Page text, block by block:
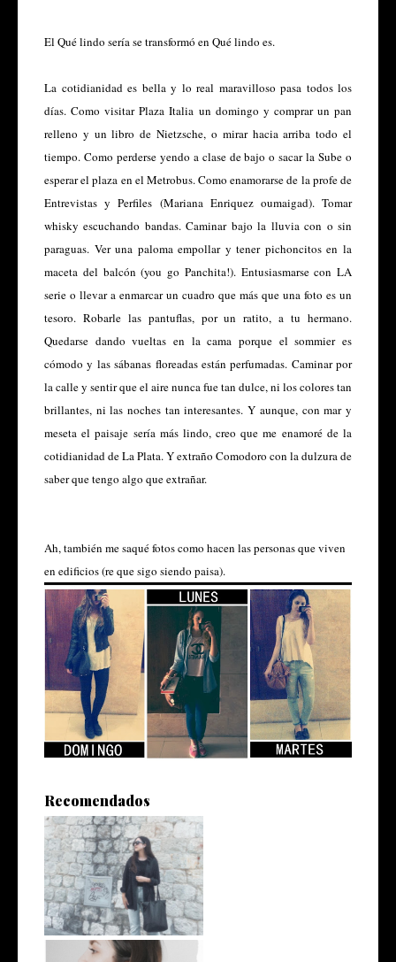
El Qué lindo seríase transformó en Qué lindo es.
La cotidianidad es bella y lo real maravilloso pasa todos los
días. Como visitar Plaza Italia un domingo y comprar un pan
relleno y un libro de Nietzsche, o mirar hacia arriba todo el
tiempo. Como perderse yendo a clase de bajo o sacar la Sube o
esperar el plaza en el Metrobus. Como enamorarse de la profe de
Entrevistas y Perfiles (Mariana Enriquez oumaigad). Tomar
whisky escuchando bandas. Caminar bajo la lluvia con o sin
paraguas. Ver una paloma empollar y tener pichoncitos en la
maceta del balcón (you go Panchita!). Entusiasmarse con LA
serie o llevar a enmarcar un cuadro que más que una foto es un
tesoro. Robarle las pantuflas, por un ratito, a tu hermano.
Quedarse dando vueltas en la cama porque el sommier es
cómodo y las sábanas floreadas están perfumadas. Caminar por
la calle y sentir que el aire nunca fue tan dulce, ni los colores tan
brillantes, ni las noches tan interesantes. Y aunque, con mar y
meseta el paisaje sería más lindo, creo que me enamoré de la
cotidianidad de La Plata. Y extraño Comodoro con la dulzura de
saber que tengo algo que extrañar.
Ah, también me saqué fotos como hacen las personas que viven
en edificios (re que sigo siendo paisa).
Recomendados
Superando todo menos
Tumblr